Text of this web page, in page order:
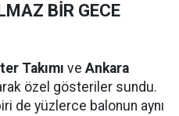
BİR GECE
Takımı ve Ankara
özel gösteriler sundu.
de yüzlerce balonun aynı